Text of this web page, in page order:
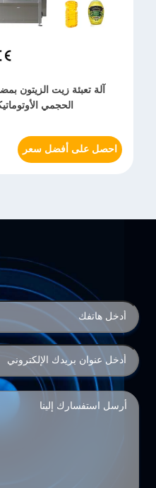
آلة تعبئة زيت الزيتون
الحجمي
احصل على أفضل سعر